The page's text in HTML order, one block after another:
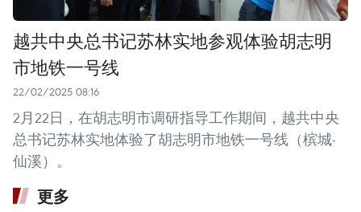
越共中央总书记苏林实地参观体验胡志明
市地铁一号线
22/02/2025 08:16
2月22日，在胡志明市调研指导工作期间，越共中央
总书记苏林实地体验了胡志明市地铁一号线（槟城-
仙溪）。
更多